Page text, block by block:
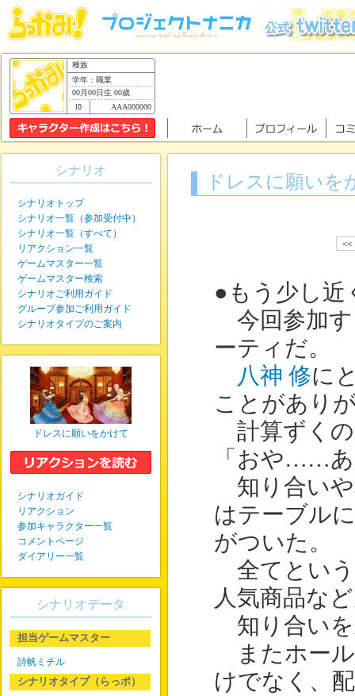
種族
学年：職業
00月00日生 00歳
AAA000000
ドレスに願いを
<<
●もう少し近
今回参加す
ーティだ。
八神 修に
ことがあり
計算ずくの
「おや……
知り合いや
はテーブル
がついた。
全てという
人気商品な
知り合いを
またホール
けでなく、
シナリオ
シナリオトップ
シナリオ一覧（参加受付中）
シナリオ一覧（すべて）
リアクション一覧
ゲームマスター一覧
ゲームマスター検索
シナリオご利用ガイド
グループ参加ご利用ガイド
シナリオタイプのご案内
ドレスに願いをかけて
シナリオガイド
リアクション
参加キャラクター一覧
コメントページ
ダイアリー一覧
シナリオデータ
担当ゲームマスター
詩帆ミチル
シナリオタイプ（らっポ）